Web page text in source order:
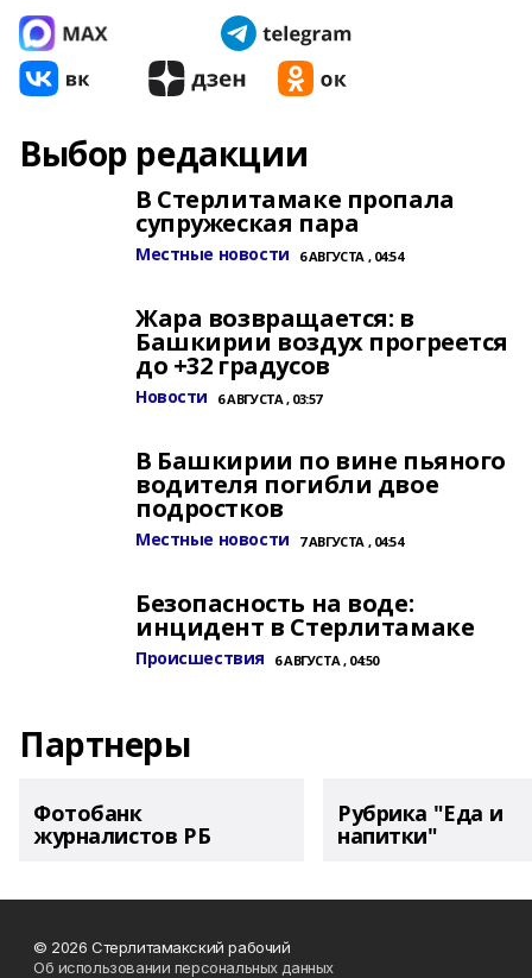
Выбор редакции
В Стерлитамаке пропала
супружеская пара
Местные новости 6 АВГУСТА , 04:54
Жара возвращается: в
Башкирии воздух прогреется
до +32 градусов
Новости 6 АВГУСТА , 03:57
В Башкирии по вине пьяного
водителя погибли двое
подростков
Местные новости 7 АВГУСТА , 04:54
Безопасность на воде:
инцидент в Стерлитамаке
Происшествия 6 АВГУСТА , 04:50
Партнеры
Фотобанк
журналистов РБ
Рубрика "Еда и
напитки"
© 2026 Стерлитамакский рабочий
Об использовании персональных данных